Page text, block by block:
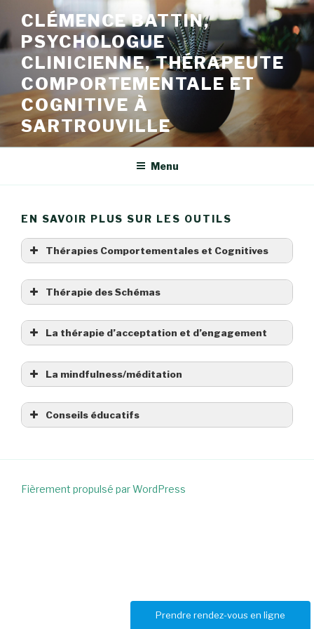
Prendre rendez-vous en ligne
contenu
principal
CLÉMENCE BATTIN,
PSYCHOLOGUE
CLINICIENNE, THÉRAPEUTE
COMPORTEMENTALE ET
COGNITIVE À
SARTROUVILLE
Menu
EN SAVOIR PLUS SUR LES OUTILS
Thérapies Comportementales et Cognitives
Thérapie des Schémas
La thérapie d’acceptation et d’engagement
La mindfulness/méditation
Conseils éducatifs
Fièrement propulsé par WordPress